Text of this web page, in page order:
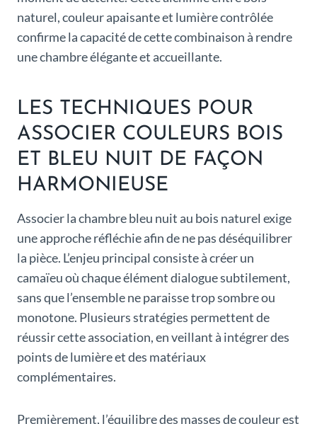
naturel, couleur apaisante et lumière contrôlée
confirme la capacité de cette combinaison à rendre
une chambre élégante et accueillante.
LES TECHNIQUES POUR
ASSOCIER COULEURS BOIS
ET BLEU NUIT DE FAÇON
HARMONIEUSE
Associer la chambre bleu nuit au bois naturel exige
une approche réfléchie afin de ne pas déséquilibrer
la pièce. L’enjeu principal consiste à créer un
camaïeu où chaque élément dialogue subtilement,
sans que l’ensemble ne paraisse trop sombre ou
monotone. Plusieurs stratégies permettent de
réussir cette association, en veillant à intégrer des
points de lumière et des matériaux
complémentaires.
Premièrement, l’équilibre des masses de couleur est